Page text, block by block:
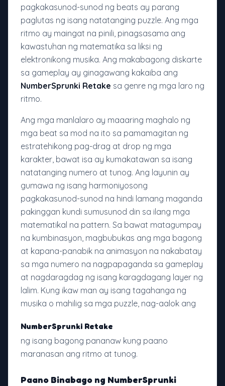
pagkakasunod-sunod ng beats ay parang
paglutas ng isang natatanging puzzle. Ang mga
ritmo ay maingat na pinili, pinagsasama ang
kawastuhan ng matematika sa liksi ng
elektronikong musika. Ang makabagong diskarte
sa gameplay ay ginagawang kakaiba ang
NumberSprunki Retake sa genre ng mga laro ng
ritmo.
Ang mga manlalaro ay maaaring maghalo ng
mga beat sa mod na ito sa pamamagitan ng
estratehikong pag-drag at drop ng mga
karakter, bawat isa ay kumakatawan sa isang
natatanging numero at tunog. Ang layunin ay
gumawa ng isang harmoniyosong
pagkakasunod-sunod na hindi lamang maganda
pakinggan kundi sumusunod din sa ilang mga
matematikal na pattern. Sa bawat matagumpay
na kumbinasyon, magbubukas ang mga bagong
at kapana-panabik na animasyon na nakabatay
sa mga numero na nagpapaganda sa gameplay
at nagdaragdag ng isang karagdagang layer ng
lalim. Kung ikaw man ay isang tagahanga ng
musika o mahilig sa mga puzzle, nag-aalok ang
NumberSprunki Retake
ng isang bagong pananaw kung paano
maranasan ang ritmo at tunog.
Paano Binabago ng NumberSprunki